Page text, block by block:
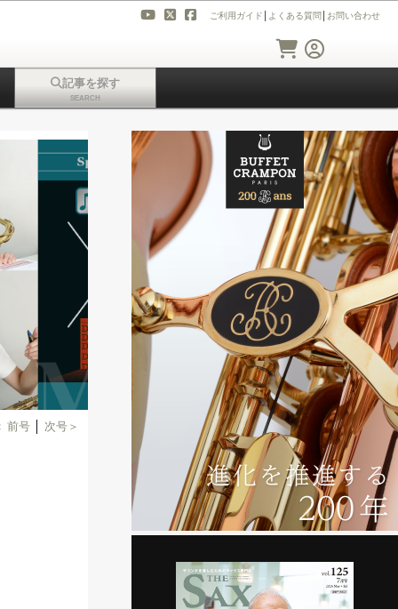
ご利用ガイド よくある質問 お問い合わせ
記事を探す
SEARCH
前号 次号＞